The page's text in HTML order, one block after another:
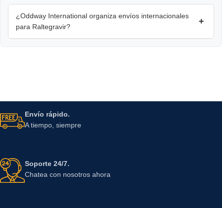
¿Oddway International organiza envíos internacionales
para Raltegravir?
+
Envío rápido.
A tiempo, siempre
Soporte 24/7.
Chatea con nosotros ahora